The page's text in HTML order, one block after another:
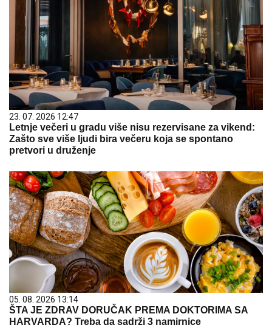
23. 07. 2026 12:47
Letnje večeri u gradu više nisu rezervisane za vikend:
Zašto sve više ljudi bira večeru koja se spontano
pretvori u druženje
05. 08. 2026 13:14
ŠTA JE ZDRAV DORUČAK PREMA DOKTORIMA SA
HARVARDA? Treba da sadrži 3 namirnice